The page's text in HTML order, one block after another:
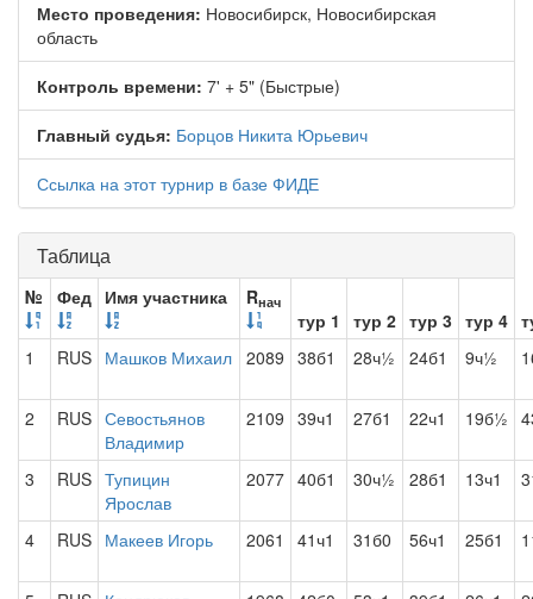
Место проведения: Новосибирск, Новосибирская
область
Контроль времени: 7' + 5" (Быстрые)
Главный судья: Борцов Никита Юрьевич
Ссылка на этот турнир в базе ФИДЕ
Таблица
№ Фед Имя участника Rнач
тур 1 тур 2 тур 3 тур 4
1
RUS Машков Михаил 2089 38б1 28ч½ 24б1 9ч½
2 RUS Севостьянов
Владимир
2109 39ч1 27б1 22ч1 19б½
3 RUS Тупицин
Ярослав
2077 40б1 30ч½ 28б1 13ч1
4 RUS Макеев Игорь 2061 41ч1 31б0 56ч1 25б1